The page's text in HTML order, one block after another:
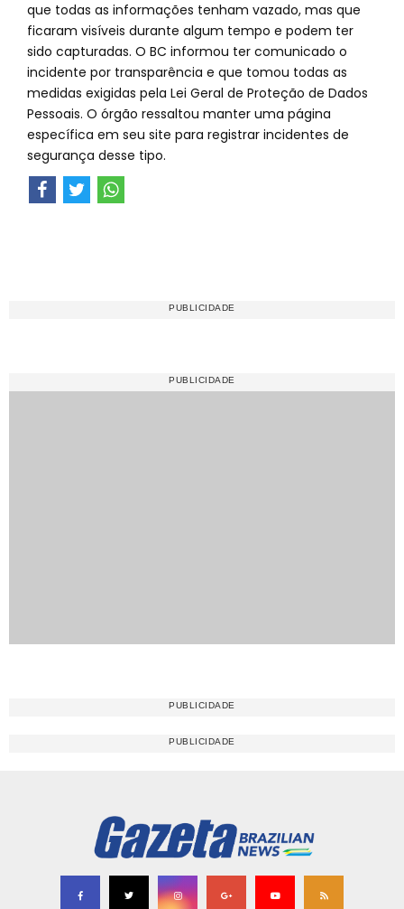
que todas as informações tenham vazado, mas que
ficaram visíveis durante algum tempo e podem ter
sido capturadas. O BC informou ter comunicado o
incidente por transparência e que tomou todas as
medidas exigidas pela Lei Geral de Proteção de Dados
Pessoais. O órgão ressaltou manter uma página
específica em seu site para registrar incidentes de
segurança desse tipo.